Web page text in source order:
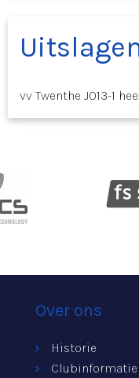
vv Twenthe JO13-1
Over ons
Historie
Clubinformatie